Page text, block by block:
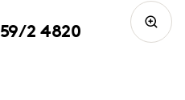
2 4820